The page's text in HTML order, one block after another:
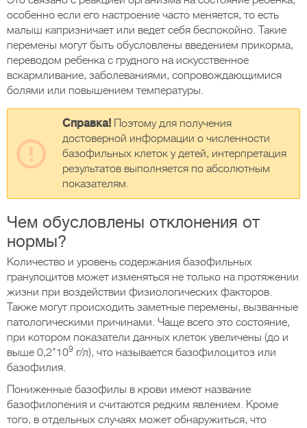
особенно если его настроение часто меняется, то есть
малыш капризничает или ведет себя беспокойно. Такие
перемены могут быть обусловлены введением прикорма,
переводом ребенка с грудного на искусственное
вскармливание, заболеваниями, сопровождающимися
болями или повышением температуры.
Справка! Поэтому для получения
достоверной информации о численности
базофильных клеток у детей, интерпретация
результатов выполняется по абсолютным
показателям.
Чем обусловлены отклонения от
нормы?
Количество и уровень содержания базофильных
гранулоцитов может изменяться не только на протяжении
жизни при воздействии физиологических факторов.
Также могут происходить заметные перемены, вызванные
патологическими причинами. Чаще всего это состояние,
при котором показатели данных клеток увеличены (до и
выше 0,2*109 г/л), что называется базофилоцитоз или
базофилия.
Пониженные базофилы в крови имеют название
базофилопения и считаются редким явлением. Кроме
того, в отдельных случаях может обнаружиться, что